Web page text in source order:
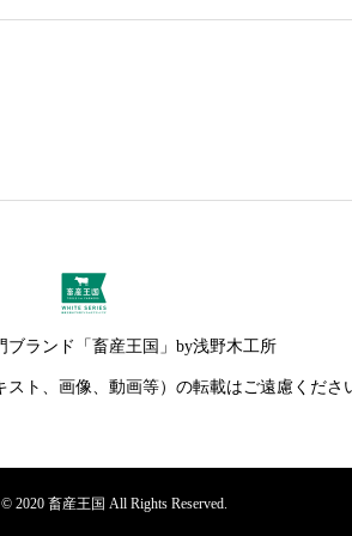
ブランド「畜産王国」by浅野木工所
スト、画像、動画等）の転載はご遠慮くださ
2020 畜産王国 All Rights Reserved.